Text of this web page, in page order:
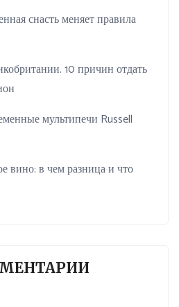
снасть меняет правила
10 причин отдать
мультипечи Russell
вино: в чем разница и что